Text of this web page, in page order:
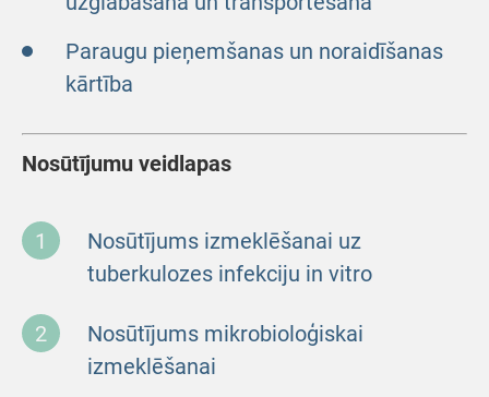
Paraugu pieņemšanas un noraidīšanas
kārtība
Nosūtījumu veidlapas
Nosūtījums izmeklēšanai uz
tuberkulozes infekciju in vitro
Nosūtījums mikrobioloģiskai
izmeklēšanai